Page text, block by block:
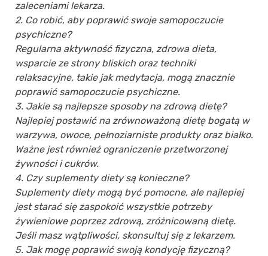
zaleceniami lekarza.
2. Co robić, aby poprawić swoje samopoczucie
psychiczne?
Regularna aktywność fizyczna, zdrowa dieta,
wsparcie ze strony bliskich oraz techniki
relaksacyjne, takie jak medytacja, mogą znacznie
poprawić samopoczucie psychiczne.
3. Jakie są najlepsze sposoby na zdrową dietę?
Najlepiej postawić na zrównoważoną dietę bogatą w
warzywa, owoce, pełnoziarniste produkty oraz białko.
Ważne jest również ograniczenie przetworzonej
żywności i cukrów.
4. Czy suplementy diety są konieczne?
Suplementy diety mogą być pomocne, ale najlepiej
jest starać się zaspokoić wszystkie potrzeby
żywieniowe poprzez zdrową, zróżnicowaną dietę.
Jeśli masz wątpliwości, skonsultuj się z lekarzem.
5. Jak mogę poprawić swoją kondycję fizyczną?